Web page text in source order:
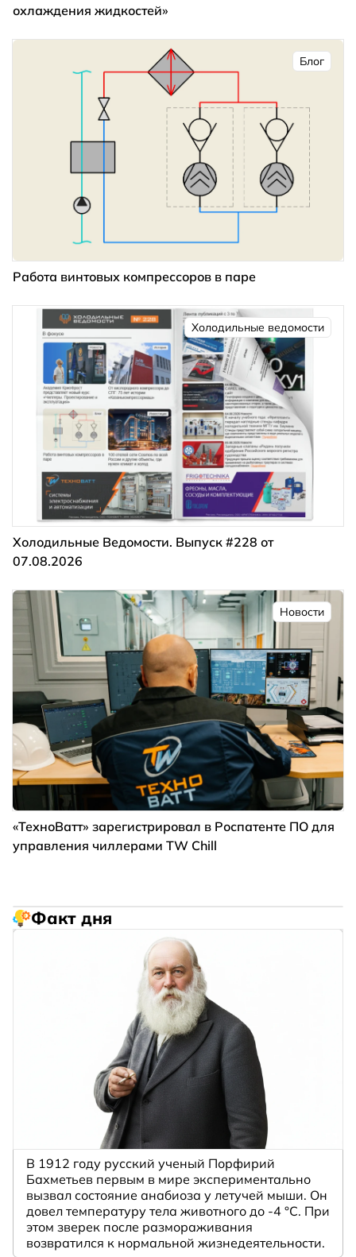
охлаждения жидкостей»
Блог
Работа винтовых компрессоров в паре
Холодильные ведомости
Холодильные Ведомости. Выпуск #228 от
07.08.2026
Новости
«ТехноВатт» зарегистрировал в Роспатенте ПО для
управления чиллерами TW Chill
Факт дня
В 1912 году русский ученый Порфирий
Бахметьев первым в мире экспериментально
вызвал состояние анабиоза у летучей мыши. Он
довел температуру тела животного до -4 °C. При
этом зверек после размораживания
возвратился к нормальной жизнедеятельности.